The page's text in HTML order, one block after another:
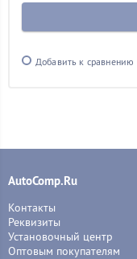
Добавить к сравнению
AutoComp.Ru
Контакты
Реквизиты
Установочный центр
Оптовым покупателям